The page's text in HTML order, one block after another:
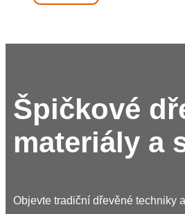
Špičkové
materiály a
Objevte tradiční dřevěné techniky